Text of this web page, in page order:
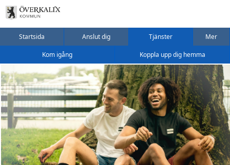
Startsida Anslut dig Tjänster Mer
Kom igång Koppla upp dig hemma